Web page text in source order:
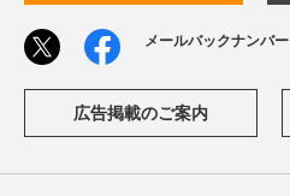
メールバックナンバー
広告掲載のご案内